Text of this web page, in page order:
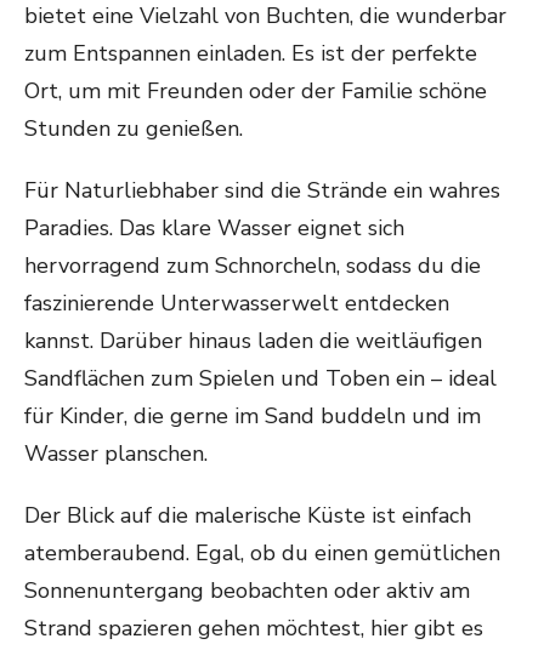
bietet eine Vielzahl von Buchten, die wunderbar
zum Entspannen einladen. Es ist der perfekte
Ort, um mit Freunden oder der Familie schöne
Stunden zu genießen.
Für Naturliebhaber sind die Strände ein wahres
Paradies. Das klare Wasser eignet sich
hervorragend zum Schnorcheln, sodass du die
faszinierende Unterwasserwelt entdecken
kannst. Darüber hinaus laden die weitläufigen
Sandflächen zum Spielen und Toben ein – ideal
für Kinder, die gerne im Sand buddeln und im
Wasser planschen.
Der Blick auf die malerische Küste ist einfach
atemberaubend. Egal, ob du einen gemütlichen
Sonnenuntergang beobachten oder aktiv am
Strand spazieren gehen möchtest, hier gibt es